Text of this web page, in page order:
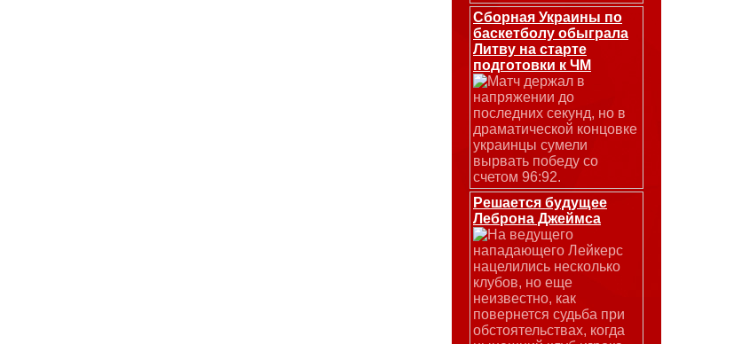
Сборная Украины по
баскетболу обыграла
Литву на старте
подготовки к ЧМ
Матч держал в
напряжении до
последних секунд, но в
драматической концовке
украинцы сумели
вырвать победу со
счетом 96:92.
Решается будущее
Леброна Джеймса
На ведущего
нападающего Лейкерс
нацелились несколько
клубов, но еще
неизвестно, как
повернется судьба при
обстоятельствах, когда